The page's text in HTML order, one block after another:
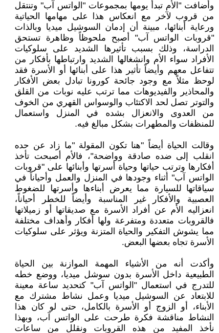
وأضافت "الأم تبدأ يومها بمجموعات "الواتس آب" وتنتقل
من قروب لآخر مع انعكاس هذا على مهامها الحياتية
ورعاية أبنائها، مبينة أن إدمان السوشيل ميديا وبالذات
"قروبات الواتس آب" أصبح ملحوظاً وظاهرة تستحق
الدراسة، وذلك بسبب تأثيرها الشديد على سلوكيات
الأفراد سواء الأم وانشغالها الشديد وارتباطها بأفكار من
تتفاعل معهم وأيضاً تأثير هذا على أبنائها أو الأسرة فقد
لوحظ مثلاً مع وجود جائحة كورونا تبادل بعض الأفكار
والمحاذير والفيديوهات مما ترتب عليه نوبات من القلق
والتوتر تصل لحد الاكتئاب والوسواس القهري من الخوف
من العدوى والانعزال بشده في المنزل واستعمال
للمنظفات والمطهرات بشكل مبالغ فيه.
وقالت الحياة أيضاً "هنا تكون المقولة "ما زاد عن حده
انقلب إلى ضده صادقة وواضحة"، فالأم أصبحت تأخذ
أفكارها وترتب حياتها وحياة أسرتها وأبنائها على "قروبات
الواتس آب" أثناء وجودها في المنزل والعمل وأحياناً في
سياقاتها للسيارة مما يعرض أبناءها وأسرتها للضغوط
العصبية والأفكار غير المناسبة وأيضاً للخطر أحياناً،
انعزاليه الأم عن أفراد الأسرة مع صديقاتها أو زميلاتها
فالقروبات متعددة ومتفرعة ولها أفكار وأهداف مختلفة
مما يشوش التفكير والحياة المتزنة ويؤثر على سلوكيات
الأسرة تجاه بعضها البعض.
وأكدت أنه من الأشياء المهمة الموازنة بين الحياة
الطبيعية داخل الأسرة بدون سوشل ميديا، ووضع خطه
للتدرج في استعمال "الواتس آب" كتحديد ساعة معينة
للابتعاد عن السوشيل ميديا وعمل نشاط مشترك مع
الأبناء، أو الزوج أو الأسرة بالكامل، حتى لو كان هذا
النشاط مناقشة فكرة طرحت على الواتس آب، وبهذا
نأخذ المفيد من هذه القروبات ونقلل من ساعات